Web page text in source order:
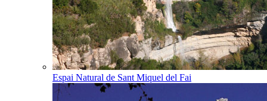
Espai Natural de Sant Miquel del Fai